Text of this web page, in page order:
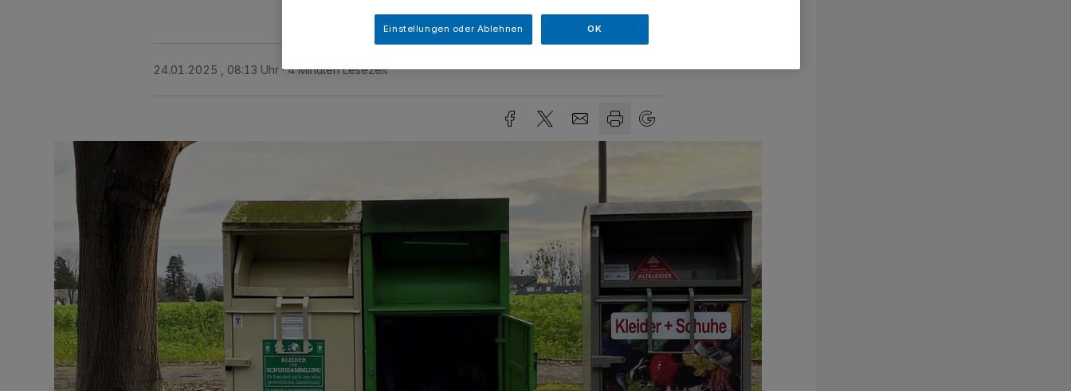
24.01.2025 , 08:13 Uhr 4 Minuten Lesezeit
Einstellungen oder Ablehnen OK